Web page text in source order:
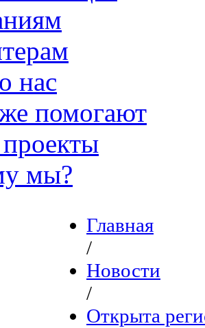
нас
помогают
мы?
Главная
/
Новости
/
Открыта